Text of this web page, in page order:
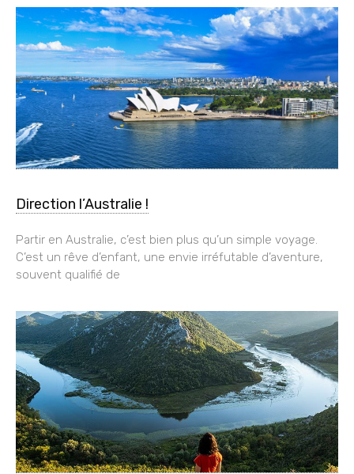
Direction l’Australie !
Partir en Australie, c’est bien plus qu’un simple voyage.
C’est un rêve d’enfant, une envie irréfutable d’aventure,
souvent qualifié de